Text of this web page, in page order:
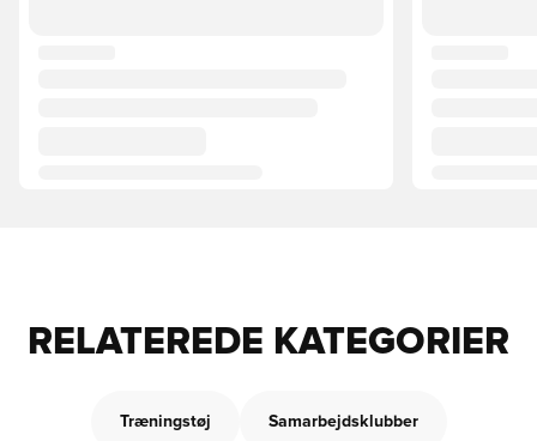
RELATEREDE KATEGORIER
Træningstøj Samarbejdsklubber